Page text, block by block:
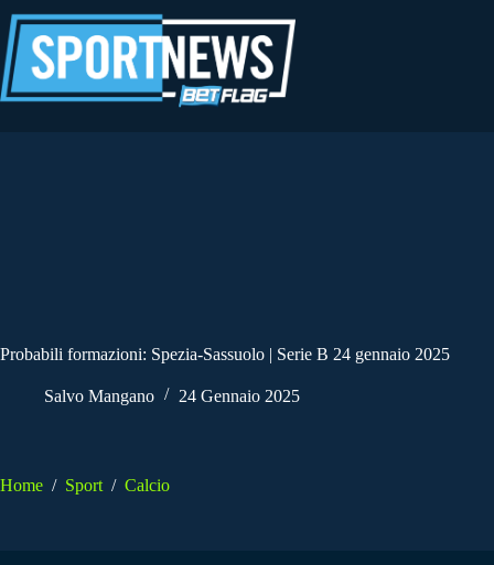
al
contenuto
Probabili formazioni: Spezia-Sassuolo | Serie B 24 gennaio 2025
Salvo Mangano 24 Gennaio 2025
Home / Sport / Calcio